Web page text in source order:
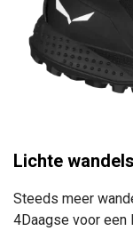
Lichte
Steeds meer
4Daagse voor een